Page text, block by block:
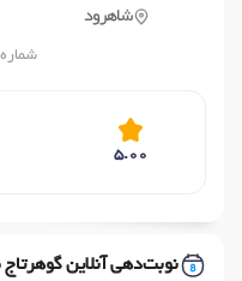
شاهرود
5.00
نوبت‌دهی آنلاین گوهرتاج